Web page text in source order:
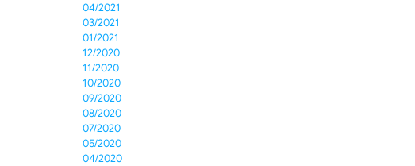
04/2021
03/2021
01/2021
12/2020
11/2020
10/2020
09/2020
08/2020
07/2020
05/2020
04/2020